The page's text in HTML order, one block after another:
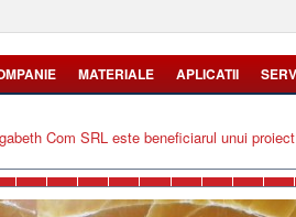
MATERIALE APLICATII
Com SRL este beneficiarul unui